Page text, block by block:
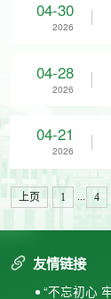
04-30
2026
04-28
2026
04-21
2026
上页 1 4
友情链接
“不忘初心